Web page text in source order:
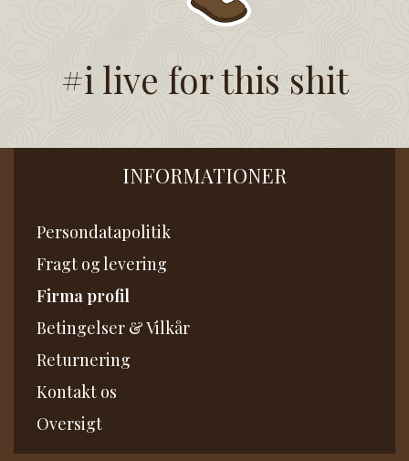
#i live for this shit
INFORMATIONER
Persondatapolitik
Fragt og levering
Firma profil
Betingelser & Vilkår
Returnering
Kontakt os
Oversigt